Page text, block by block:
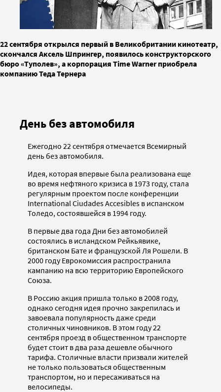
22 сентября открылся первый в Великобритании кинотеатр,
скончался Аксель Шпрингер, появилось конструкторского
бюро «Туполев», а корпорация Time Warner приобрела
компанию Теда Тернера
День без автомобиля
Ежегодно 22 сентября отмечается Всемирный
день без автомобиля.
Идея, которая впервые была реализована еще
во время нефтяного кризиса в 1973 году, стала
регулярным проектом после конференции
International Ciudades Accesibles в испанском
Толедо, состоявшейся в 1994 году.
В первые два года Дни без автомобилей
состоялись в исландском Рейкьявике,
британском Бате и французской Ля Рошели. В
2000 году Еврокомиссия распространила
кампанию на всю территорию Европейского
Союза.
В Россию акция пришла только в 2008 году,
однако сегодня идея прочно закрепилась и
завоевала популярность даже среди
столичных чиновников. В этом году 22
сентября проезд в общественном транспорте
будет стоит в два раза дешевле обычного
тарифа. Столичные власти призвали жителей
не только пользоваться общественным
транспортом, но и пересаживаться на
велосипеды.